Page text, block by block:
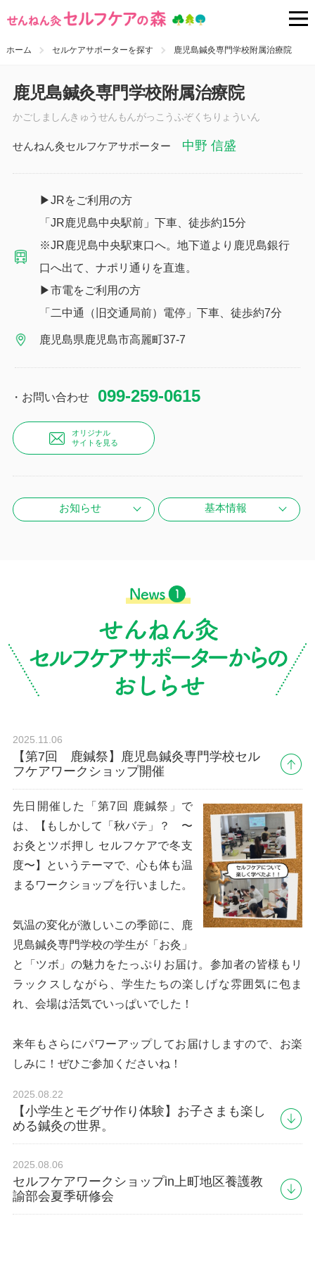
ホーム セルケアサポーターを探す 鹿児島鍼灸専門学校附属治療院
鹿児島鍼灸専門学校附属治療院
かごしましんきゅうせんもんがっこうふぞくちりょういん
せんねん灸セルフケアサポーター 中野 信盛
▶JRをご利用の方
「JR鹿児島中央駅前」下車、徒歩約15分
※JR鹿児島中央駅東口へ。地下道より鹿児島銀行
口へ出て、ナポリ通りを直進。
▶市電をご利用の方
「二中通（旧交通局前）電停」下車、徒歩約7分
鹿児島県鹿児島市高麗町37-7
・お問い合わせ 099-259-0615
オリジナル
サイトを見る
お知らせ 基本情報
2025.11.06
【第7回 鹿鍼祭】鹿児島鍼灸専門学校セル
フケアワークショップ開催
先日開催した「第7回 鹿鍼祭」で
は、【もしかして「秋バテ」？ 〜
お灸とツボ押し セルフケアで冬支
度〜】というテーマで、心も体も温
まるワークショップを行いました。
気温の変化が激しいこの季節に、鹿
児島鍼灸専門学校の学生が「お灸」
と「ツボ」の魅力をたっぷりお届け。参加者の皆様もリ
ラックスしながら、学生たちの楽しげな雰囲気に包ま
れ、会場は活気でいっぱいでした！
来年もさらにパワーアップしてお届けしますので、お楽
しみに！ぜひご参加くださいね！
2025.08.22
【小学生とモグサ作り体験】お子さまも楽し
める鍼灸の世界。
2025.08.06
セルフケアワークショップin上町地区養護教
諭部会夏季研修会